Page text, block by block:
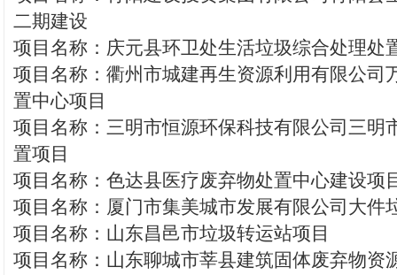
二期建设
项目名称：庆元县环卫处生活垃圾综合处理处
项目名称：衢州市城建再生资源利用有限公司
置中心项目
项目名称：三明市恒源环保科技有限公司三明
置项目
项目名称：色达县医疗废弃物处置中心建设项
项目名称：厦门市集美城市发展有限公司大件
项目名称：山东昌邑市垃圾转运站项目
项目名称：山东聊城市莘县建筑固体废弃物资